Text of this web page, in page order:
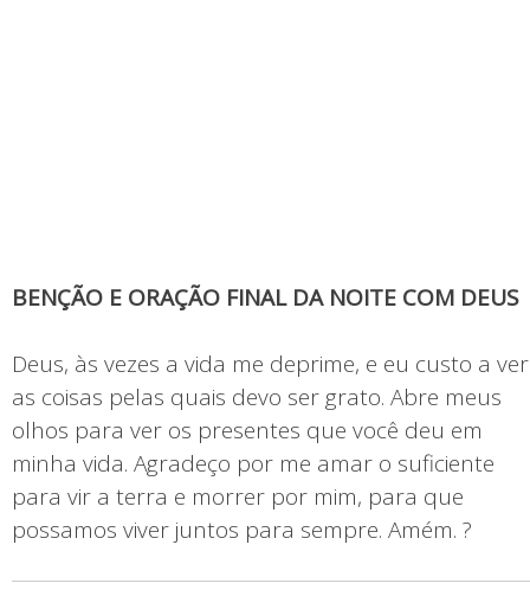
BENÇÃO E ORAÇÃO FINAL DA NOITE COM DEUS
Deus, às vezes a vida me deprime, e eu custo a ver
as coisas pelas quais devo ser grato. Abre meus
olhos para ver os presentes que você deu em
minha vida. Agradeço por me amar o suficiente
para vir a terra e morrer por mim, para que
possamos viver juntos para sempre. Amém. ?